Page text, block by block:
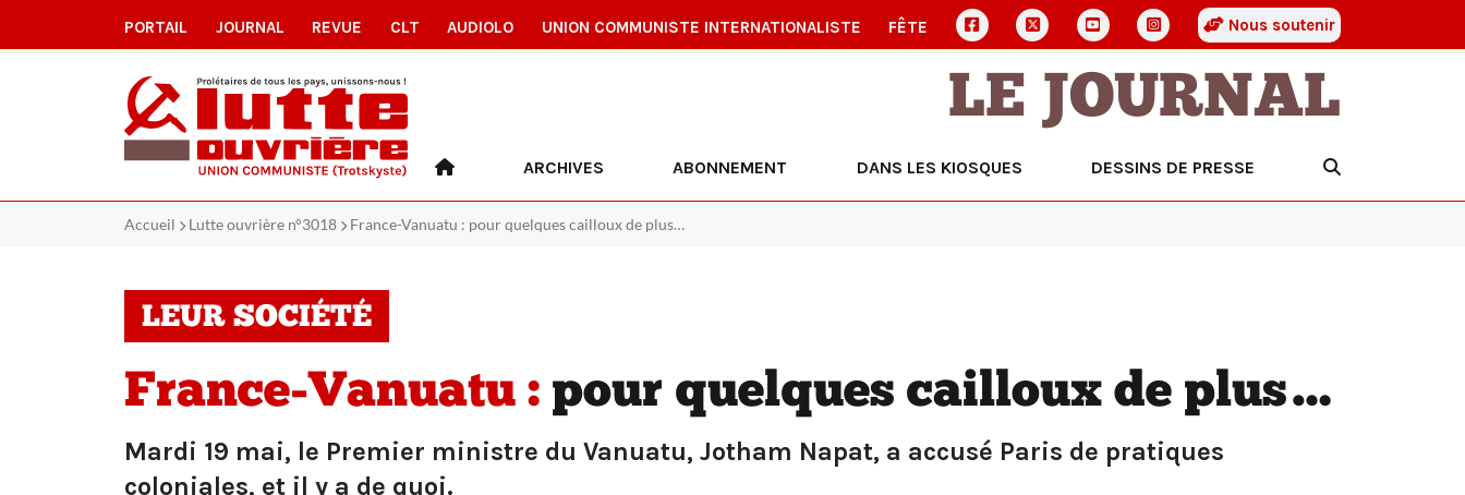
PORTAIL JOURNAL REVUE CLT AUDIOLO UNION COMMUNISTE INTERNATIONALISTE FÊTE Nous soutenir
LE JOURNAL
ARCHIVES ABONNEMENT DANS LES KIOSQUES DESSINS DE PRESSE
Accueil Lutte ouvrière n°3018 France-Vanuatu : pour quelques cailloux de plus…
LEUR SOCIÉTÉ
France-Vanuatu : pour quelques cailloux de plus…
Mardi 19 mai, le Premier ministre du Vanuatu, Jotham Napat, a accusé Paris de pratiques
coloniales, et il y a de quoi.